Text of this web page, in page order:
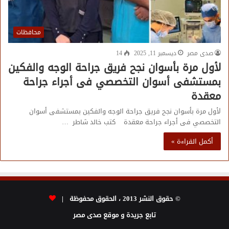
محافظات
صدى مصر
ديسمبر 11, 2025 14
لأول مرة بأسوان نجح فريق جراحة الوجه والفكين
بمستشفى أسوان التخصصي فى أجراء جراحة
معقدة
لأول مرة بأسوان نجح فريق جراحة الوجه والفكين بمستشفى أسوان
التخصصي فى أجراء جراحة معقدة كتب خالد شاطر …
أكمل القراءة »
© حقوق النشر 2013 ، الحقوق محفوظة |
تابع جريدة و موقع صدى مصر